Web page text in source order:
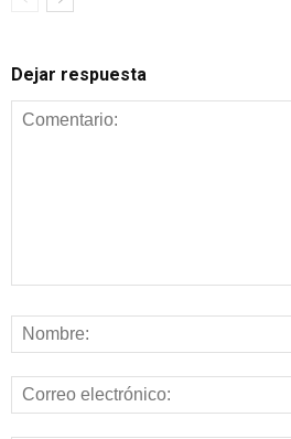
Dejar respuesta